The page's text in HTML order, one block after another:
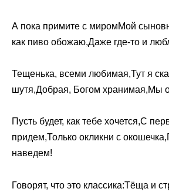
А пока примите с миромМой
как пиво обожаю,Даже где-то и
Тещенька, всеми любимая,Тут я
шутя,Добрая, Богом хранимая,Мы
Пусть будет, как тебе хочется,С
придем,Только окликни с
наведем!
Говорят, что это классика:Тёща и